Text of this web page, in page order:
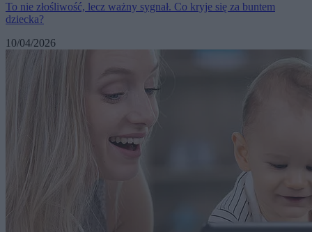
To nie złośliwość, lecz ważny sygnał. Co kryje się za buntem
dziecka?
10/04/2026